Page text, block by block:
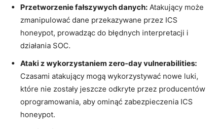
Przetworzenie fałszywych danych: Atakujący może
zmanipulować dane przekazywane przez ICS
honeypot, prowadząc do błędnych interpretacji‍ i
działania SOC.
Ataki z wykorzystaniem zero-day vulnerabilities:
Czasami atakujący mogą wykorzystywać nowe luki,
które nie⁢ zostały ‍jeszcze odkryte przez⁢ producentów
oprogramowania, aby ominąć zabezpieczenia ICS
honeypot.